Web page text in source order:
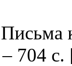
Письма
704 с.